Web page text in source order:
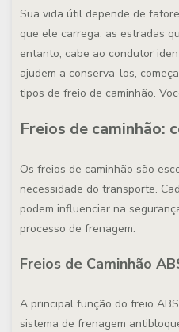
Sua vida útil depende de
que ele carrega, as estradas
entanto, cabe ao condutor
ajudem a conserva-los,
tipos de freio de caminhão.
Freios de caminhão:
Os freios de caminhão são
necessidade do transporte.
podem influenciar na
processo de frenagem.
Freios de Caminhão
A principal função do freio
sistema de frenagem